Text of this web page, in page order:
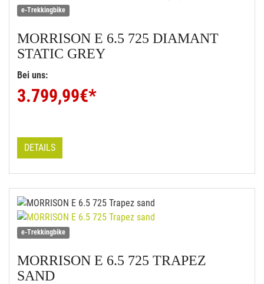
e-Trekkingbike
MORRISON E 6.5 725 DIAMANT
STATIC GREY
Bei uns:
3.799,99€*
DETAILS
e-Trekkingbike
MORRISON E 6.5 725 TRAPEZ
SAND